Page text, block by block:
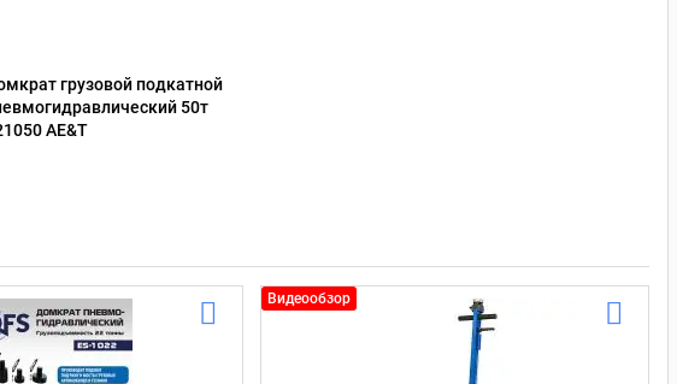
грузовой подкатной
50т
AE&T
Видеообзор